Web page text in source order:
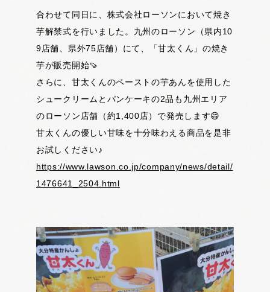
合わせて同日に、株式会社ローソンにおいて焼き
芋解禁式を行いました。九州のローソン（県内10
9店舗、県外75店舗）にて、「甘太くん」の焼き
芋が販売開始🍠
さらに、甘太くんのペーストの芋あんを使用した
シュークリームとパンケーキの2品も九州エリア
のローソン店舗（約1,400店）で発売します😄
甘太くんの優しい甘味を十分味わえる商品を是非
お試しください♪
https://www.lawson.co.jp/company/news/detail/
1476641_2504.html